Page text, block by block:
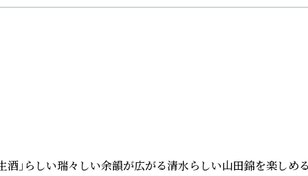
酒」らしい瑞々しい余韻が広がる清水らしい山田錦を楽しめ